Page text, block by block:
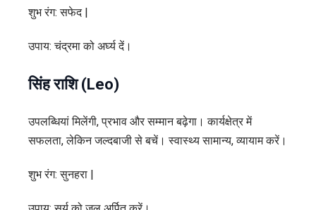
शुभ रंग: सफेद |
उपाय: चंद्रमा को अर्घ्य दें।
सिंह राशि (Leo)
उपलब्धियां मिलेंगी, प्रभाव और सम्मान बढ़ेगा। कार्यक्षेत्र में
सफलता, लेकिन जल्दबाजी से बचें। स्वास्थ्य सामान्य, व्यायाम करें।
शुभ रंग: सुनहरा |